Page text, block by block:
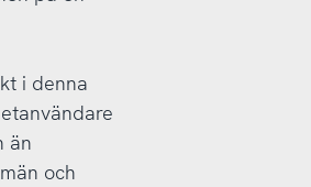
i denna
än
och